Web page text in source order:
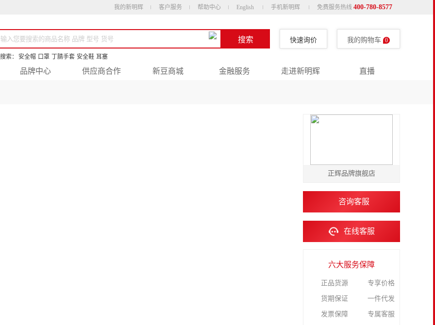
我的新明辉 客户服务 帮助中心 English 手机新明辉 免费服务热线 400-780-8577
搜索
索： 安全帽 口罩 丁腈手套 安全鞋 耳塞
快速询价 我的购物车 0
品牌中心 供应商合作 新豆商城 金融服务 走进新明辉 直播
正辉品牌旗舰店
咨询客服
在线客服
六大服务保障
正品货源 专享价格
货期保证 一件代发
发票保障 专属客服